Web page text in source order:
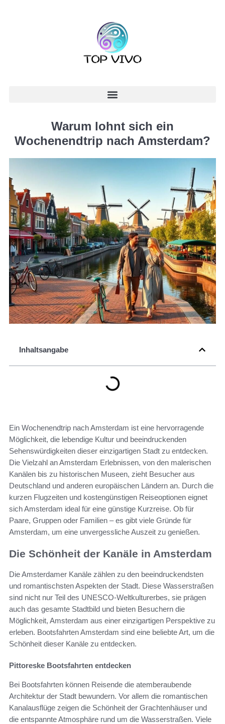
Warum lohnt sich ein
Wochenendtrip nach Amsterdam?
Inhaltsangabe
Ein Wochenendtrip nach Amsterdam ist eine hervorragende
Möglichkeit, die lebendige Kultur und beeindruckenden
Sehenswürdigkeiten dieser einzigartigen Stadt zu entdecken.
Die Vielzahl an Amsterdam Erlebnissen, von den malerischen
Kanälen bis zu historischen Museen, zieht Besucher aus
Deutschland und anderen europäischen Ländern an. Durch die
kurzen Flugzeiten und kostengünstigen Reiseoptionen eignet
sich Amsterdam ideal für eine günstige Kurzreise. Ob für
Paare, Gruppen oder Familien – es gibt viele Gründe für
Amsterdam, um eine unvergessliche Auszeit zu genießen.
Die Schönheit der Kanäle in Amsterdam
Die Amsterdamer Kanäle zählen zu den beeindruckendsten
und romantischsten Aspekten der Stadt. Diese Wasserstraßen
sind nicht nur Teil des UNESCO-Weltkulturerbes, sie prägen
auch das gesamte Stadtbild und bieten Besuchern die
Möglichkeit, Amsterdam aus einer einzigartigen Perspektive zu
erleben. Bootsfahrten Amsterdam sind eine beliebte Art, um die
Schönheit dieser Kanäle zu entdecken.
Pittoreske Bootsfahrten entdecken
Bei Bootsfahrten können Reisende die atemberaubende
Architektur der Stadt bewundern. Vor allem die romantischen
Kanalausflüge zeigen die Schönheit der Grachtenhäuser und
die entspannte Atmosphäre rund um die Wasserstraßen. Viele